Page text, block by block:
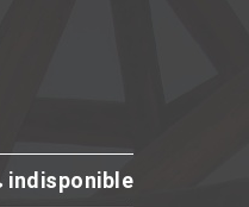
indisponible